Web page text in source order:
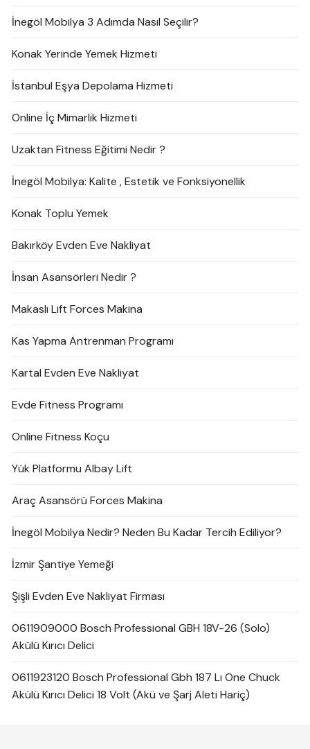
İnegöl Mobilya 3 Adımda Nasıl Seçilir?
Konak Yerinde Yemek Hizmeti
İstanbul Eşya Depolama Hizmeti
Online İç Mimarlık Hizmeti
Uzaktan Fitness Eğitimi Nedir ?
İnegöl Mobilya: Kalite , Estetik ve Fonksiyonellik
Konak Toplu Yemek
Bakırköy Evden Eve Nakliyat
İnsan Asansörleri Nedir ?
Makaslı Lift Forces Makina
Kas Yapma Antrenman Programı
Kartal Evden Eve Nakliyat
Evde Fitness Programı
Online Fitness Koçu
Yük Platformu Albay Lift
Araç Asansörü Forces Makina
İnegöl Mobilya Nedir? Neden Bu Kadar Tercih Ediliyor?
İzmir Şantiye Yemeği
Şişli Evden Eve Nakliyat Firması
0611909000 Bosch Professional GBH 18V-26 (Solo)
Akülü Kırıcı Delici
0611923120 Bosch Professional Gbh 187 Lı One Chuck
Akülü Kırıcı Delici 18 Volt (Akü ve Şarj Aleti Hariç)